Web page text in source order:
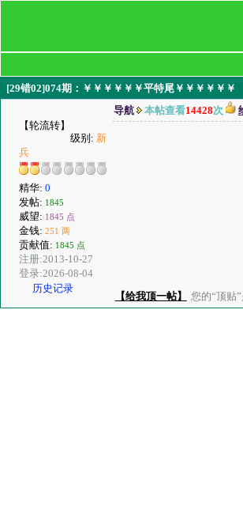
[29错02]074期：￥￥￥￥￥￥平特尾￥￥￥￥￥￥
【轮流转】
级别: 新
兵
精华: 0
发帖: 1845
威望: 1845 点
金钱: 251 两
贡献值: 1845 点
注册:2013-10-27
登录:2026-08-04
历史记录
导航 本帖查看14428次
【给我顶一帖】 您的“顶贴